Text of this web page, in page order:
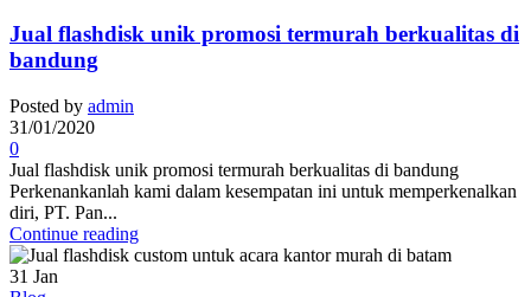
Jual flashdisk unik promosi termurah berkualitas di
bandung
Posted by admin
31/01/2020
0
Jual flashdisk unik promosi termurah berkualitas di bandung
Perkenankanlah kami dalam kesempatan ini untuk memperkenalkan
diri, PT. Pan...
Continue reading
31 Jan